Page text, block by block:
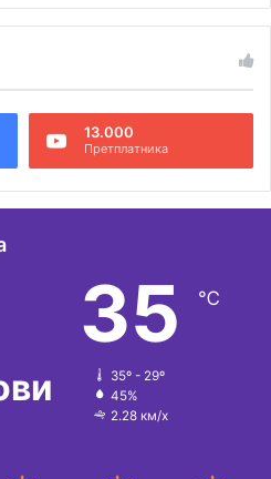
13.000
Претплатника
35 ℃
35º - 29º
45%
2.28 км/х